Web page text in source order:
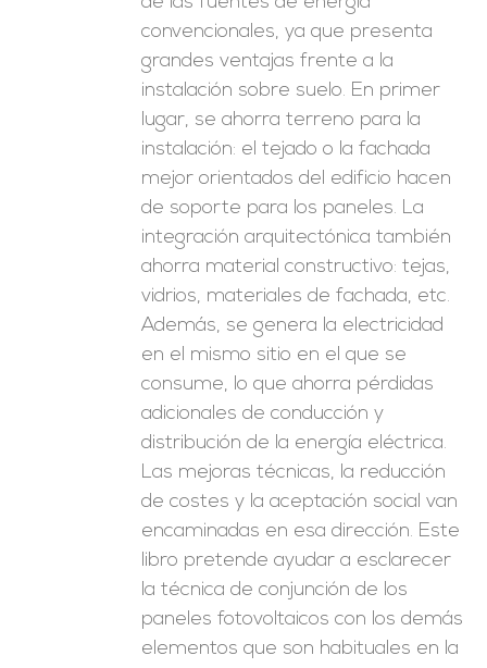
convencionales, ya que presenta
grandes ventajas frente a la
instalación sobre suelo. En primer
lugar, se ahorra terreno para la
instalación: el tejado o la fachada
mejor orientados del edificio hacen
de soporte para los paneles. La
integración arquitectónica también
ahorra material constructivo: tejas,
vidrios, materiales de fachada, etc.
Además, se genera la electricidad
en el mismo sitio en el que se
consume, lo que ahorra pérdidas
adicionales de conducción y
distribución de la energía eléctrica.
Las mejoras técnicas, la reducción
de costes y la aceptación social van
encaminadas en esa dirección. Este
libro pretende ayudar a esclarecer
la técnica de conjunción de los
paneles fotovoltaicos con los demás
elementos que son habituales en la